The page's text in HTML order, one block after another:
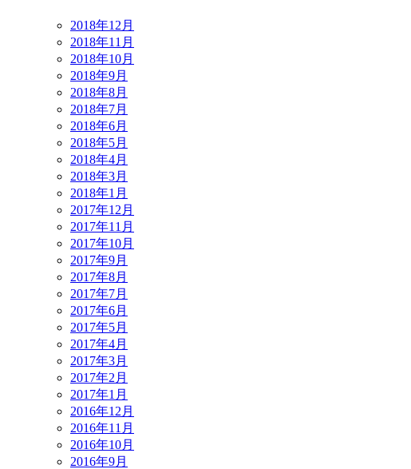
2018年12月
2018年11月
2018年10月
2018年9月
2018年8月
2018年7月
2018年6月
2018年5月
2018年4月
2018年3月
2018年1月
2017年12月
2017年11月
2017年10月
2017年9月
2017年8月
2017年7月
2017年6月
2017年5月
2017年4月
2017年3月
2017年2月
2017年1月
2016年12月
2016年11月
2016年10月
2016年9月